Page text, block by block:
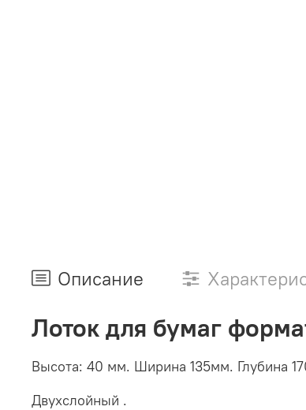
Описание
Лоток для бумаг
Высота: 40 мм. Ширина 135мм. Глубина
Двухслойный .